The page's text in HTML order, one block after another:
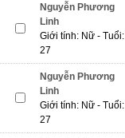
Nguyễn Phương
Linh
Giới tính: Nữ - Tuổi:
27
Nguyễn Phương
Linh
Giới tính: Nữ - Tuổi:
27